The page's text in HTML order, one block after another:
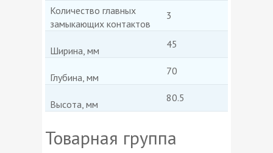
Количество главных
замыкающих контактов
3
Ширина, мм
45
Глубина, мм
70
Высота, мм
80.5
Товарная группа